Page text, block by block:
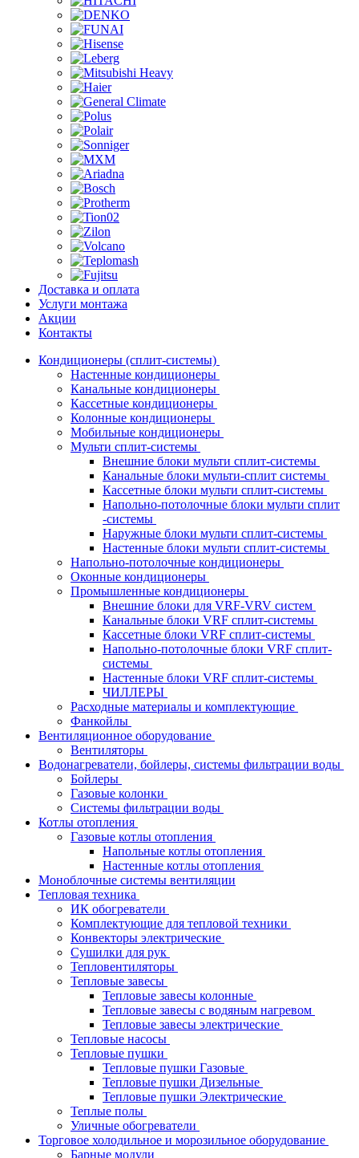
Доставка и оплата
Услуги монтажа
Акции
Контакты
Кондиционеры (сплит-системы)
Настенные кондиционеры
Канальные кондиционеры
Кассетные кондиционеры
Колонные кондиционеры
Мобильные кондиционеры
Мульти сплит-системы
Внешние блоки мульти сплит-системы
Канальные блоки мульти-сплит системы
Кассетные блоки мульти сплит-системы
Напольно-потолочные блоки мульти сплит
-системы
Наружные блоки мульти сплит-системы
Настенные блоки мульти сплит-системы
Напольно-потолочные кондиционеры
Оконные кондиционеры
Промышленные кондиционеры
Внешние блоки для VRF-VRV систем
Канальные блоки VRF сплит-системы
Кассетные блоки VRF сплит-системы
Напольно-потолочные блоки VRF сплит-
системы
Настенные блоки VRF сплит-системы
ЧИЛЛЕРЫ
Расходные материалы и комплектующие
Фанкойлы
Вентиляционное оборудование
Вентиляторы
Водонагреватели, бойлеры, системы фильтрации воды
Бойлеры
Газовые колонки
Системы фильтрации воды
Котлы отопления
Газовые котлы отопления
Напольные котлы отопления
Настенные котлы отопления
Моноблочные системы вентиляции
Тепловая техника
ИК обогреватели
Комплектующие для тепловой техники
Конвекторы электрические
Сушилки для рук
Тепловентиляторы
Тепловые завесы
Тепловые завесы колонные
Тепловые завесы с водяным нагревом
Тепловые завесы электрические
Тепловые насосы
Тепловые пушки
Тепловые пушки Газовые
Тепловые пушки Дизельные
Тепловые пушки Электрические
Теплые полы
Уличные обогреватели
Торговое холодильное и морозильное оборудование
Барные модули